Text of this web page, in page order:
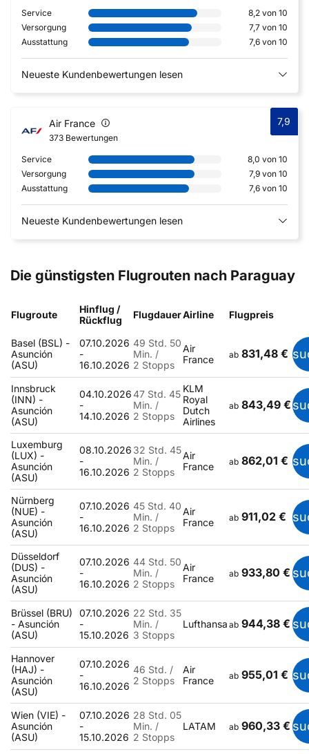
Service
8,2 von 10
Versorgung
7,7 von 10
Ausstattung
7,6 von 10
Neueste Kundenbewertungen lesen
Air France
373 Bewertungen
7,9
Service
8,0 von 10
Versorgung
7,9 von 10
Ausstattung
7,6 von 10
Neueste Kundenbewertungen lesen
Die günstigsten Flugrouten nach Paraguay
Flugroute
Hinflug /
Rückflug
FlugdauerAirline Flugpreis
Basel (BSL) -
Asunción
(ASU)
07.10.2026
-
16.10.2026
49 Std. 50
Min. /
2 Stopps
Air
France
ab 831,48 €
Innsbruck
(INN) -
Asunción
(ASU)
04.10.2026
-
14.10.2026
47 Std. 45
Min. /
2 Stopps
KLM
Royal
Dutch
Airlines
ab 843,49 €
Luxemburg
(LUX) -
Asunción
(ASU)
08.10.2026
-
16.10.2026
32 Std. 45
Min. /
2 Stopps
Air
France
ab 862,01 €
Nürnberg
(NUE) -
Asunción
(ASU)
07.10.2026
-
16.10.2026
45 Std. 40
Min. /
2 Stopps
Air
France
ab 911,02 €
Düsseldorf
(DUS) -
Asunción
(ASU)
07.10.2026
-
16.10.2026
44 Std. 50
Min. /
2 Stopps
Air
France
ab 933,80 €
Brüssel (BRU)
- Asunción
(ASU)
07.10.2026
-
15.10.2026
22 Std. 35
Min. /
3 Stopps
Lufthansa ab 944,38 €
Hannover
(HAJ) -
Asunción
(ASU)
07.10.2026
-
16.10.2026
46 Std. /
2 Stopps
Air
France
ab 955,01 €
Wien (VIE) -
Asunción
(ASU)
07.10.2026
-
15.10.2026
28 Std. 05
Min. /
2 Stopps
LATAM ab 960,33 €